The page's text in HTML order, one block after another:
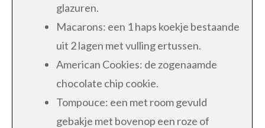
glazuren.
Macarons: een 1 haps koekje bestaande
uit 2 lagen met vulling ertussen.
American Cookies: de zogenaamde
chocolate chip cookie.
Tompouce: een met room gevuld
gebakje met bovenop een roze of